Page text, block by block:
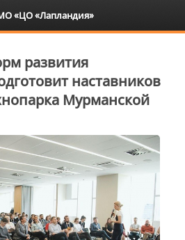
развития
наставников
Мурманской
«ЦО «Лапландия»